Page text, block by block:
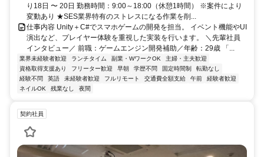
り18日 〜 20日 勤務時間：9:00～18:00（休憩1時間） ※案件により
変動あり ★SES業界特有のストレスになる作業を削...
仕事内容 Unity＋C#でスマホゲームの開発を担当。 イベント機能やUI
演出など、プレイヤー体験を重視した実装を行います。 ＼先輩社員
インタビュー／ 前職：ゲームエンジン開発補助／年齢：29歳 「...
業界未経験者歓迎 ランチタイム 副業・WワークOK
主婦・主夫歓迎
資格取得支援あり
フリーター歓迎 早朝 学歴不問 固定時間制
転勤なし
経験不問
英語 未経験者歓迎 フルリモート 交通費全額支給 午前
経験者歓迎
ネイルOK
残業なし 夜間
契約社員